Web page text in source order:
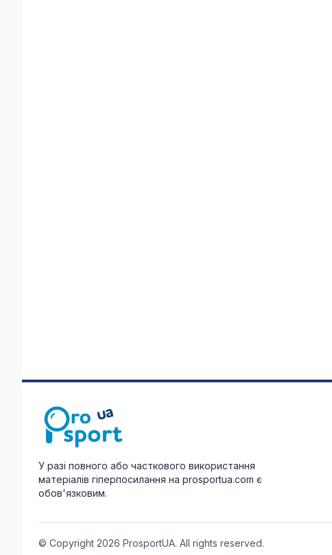
У разі повного або часткового використання
матеріалів гіперпосилання на prosportua.com є
обов'язковим.
© Copyright 2026 ProsportUA. All rights reserved.